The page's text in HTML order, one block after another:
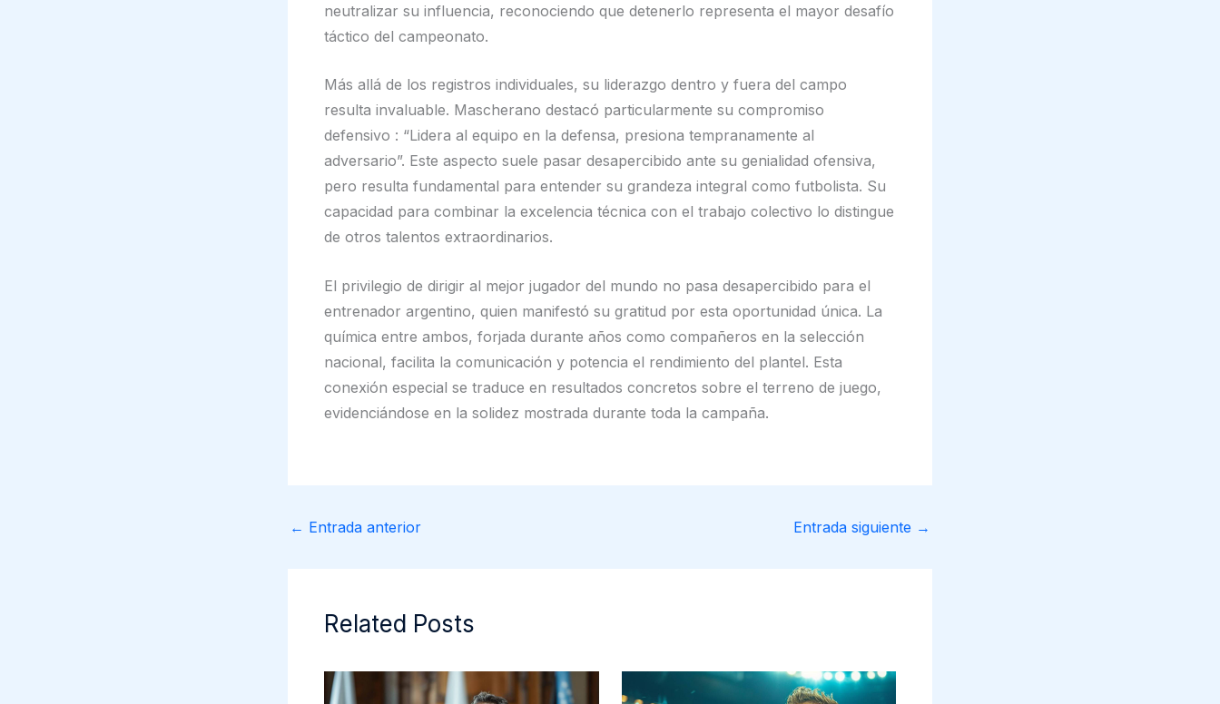
neutralizar su influencia, reconociendo que detenerlo representa el mayor desafío
táctico del campeonato.
Más allá de los registros individuales, su liderazgo dentro y fuera del campo
resulta invaluable. Mascherano destacó particularmente su compromiso
defensivo : “Lidera al equipo en la defensa, presiona tempranamente al
adversario”. Este aspecto suele pasar desapercibido ante su genialidad ofensiva,
pero resulta fundamental para entender su grandeza integral como futbolista. Su
capacidad para combinar la excelencia técnica con el trabajo colectivo lo distingue
de otros talentos extraordinarios.
El privilegio de dirigir al mejor jugador del mundo no pasa desapercibido para el
entrenador argentino, quien manifestó su gratitud por esta oportunidad única. La
química entre ambos, forjada durante años como compañeros en la selección
nacional, facilita la comunicación y potencia el rendimiento del plantel. Esta
conexión especial se traduce en resultados concretos sobre el terreno de juego,
evidenciándose en la solidez mostrada durante toda la campaña.
← Entrada anterior Entrada siguiente →
Related Posts